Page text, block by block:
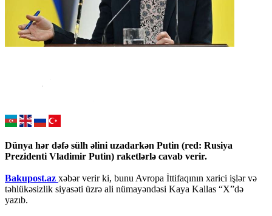
Dünya hər dəfə sülh əlini uzadarkən Putin (red: Rusiya
Prezidenti Vladimir Putin) raketlərlə cavab verir.
Bakupost.az xəbər verir ki, bunu Avropa İttifaqının xarici işlər və
təhlükəsizlik siyasəti üzrə ali nümayəndəsi Kaya Kallas “X”də
yazıb.